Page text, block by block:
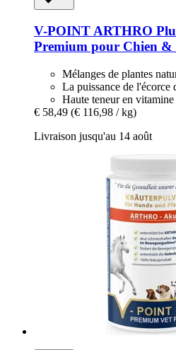
V-POINT ARTHRO
Premium pour Chien &
Mélanges de plantes
La puissance de l'écorce
Haute teneur en vitamine
€ 58,49 (€ 116,98 / kg)
Livraison jusqu'au 14 août